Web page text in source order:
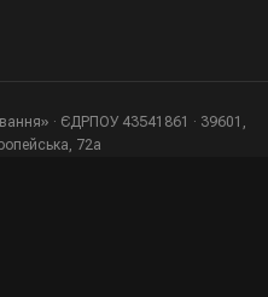
· ЄДРПОУ 43541861 · 39601,
72а